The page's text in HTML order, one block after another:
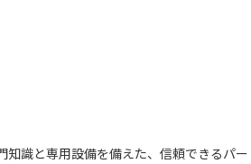
識と専用設備を備えた、信頼できるパー